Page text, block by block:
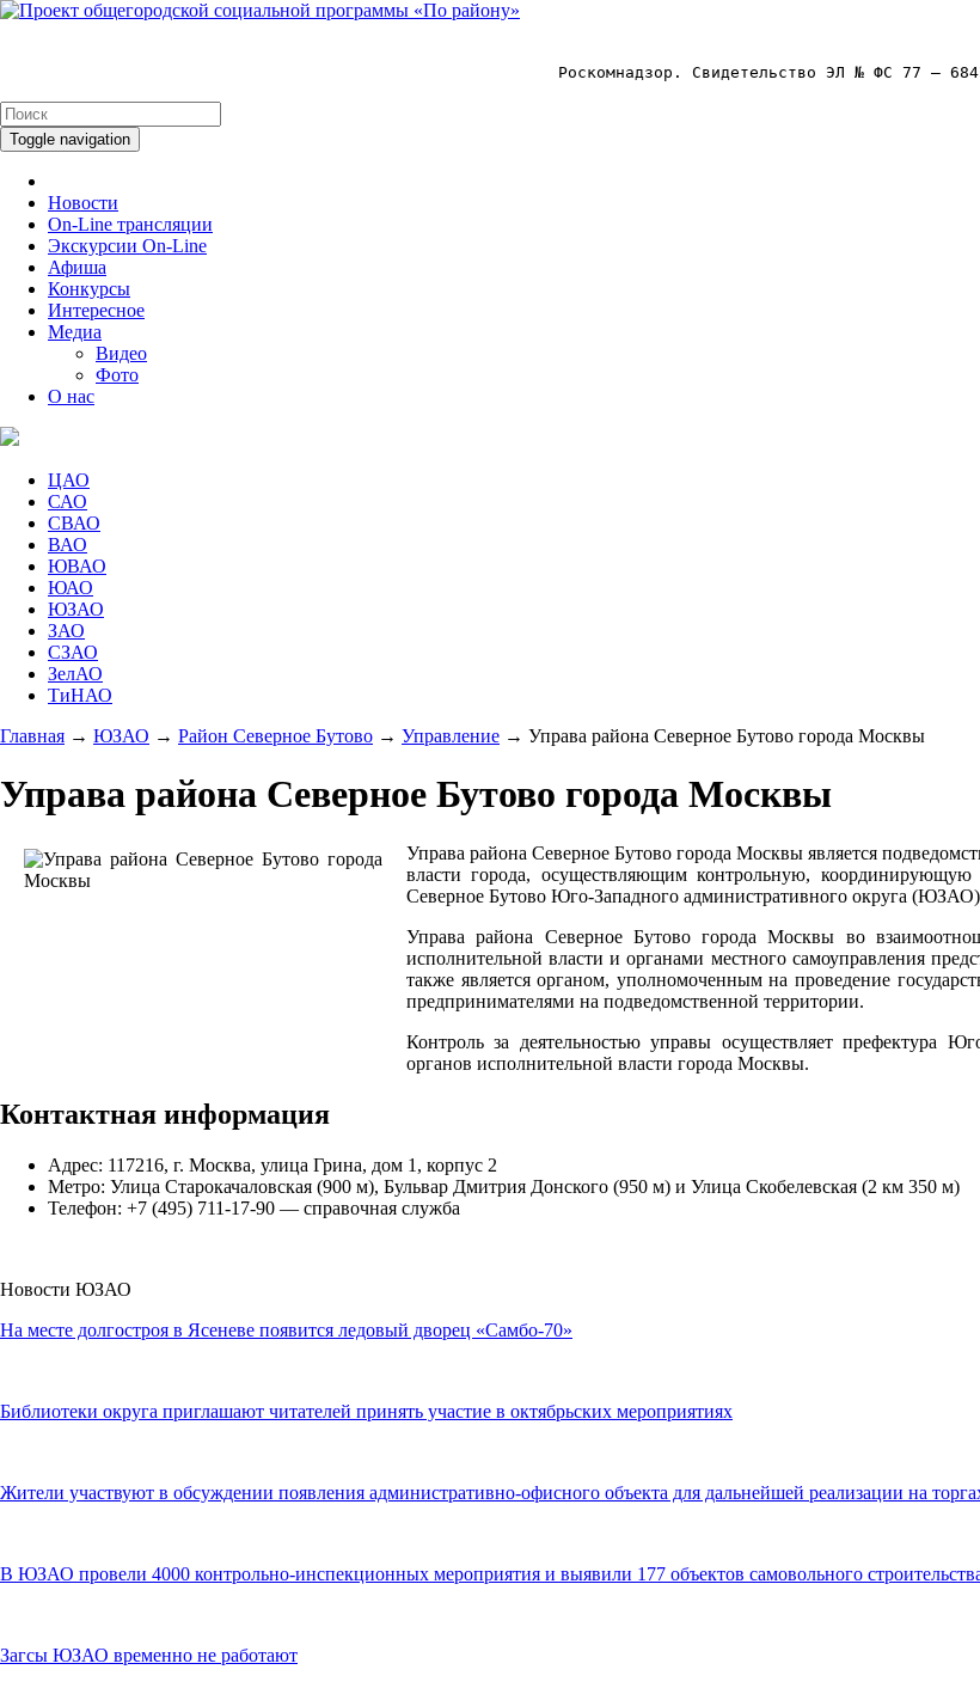
Роскомнадзор. Свидетельство ЭЛ № ФС 77 –
Toggle navigation
Новости
On-Line трансляции
Экскурсии On-Line
Афиша
Конкурсы
Интересное
Медиа
Видео
Фото
О нас
ЦАО
САО
СВАО
ВАО
ЮВАО
ЮАО
ЮЗАО
ЗАО
СЗАО
ЗелАО
ТиНАО
Главная → ЮЗАО → Район Северное Бутово → Управление → Управа района Северное Бутово города Москвы
Управа района Северное Бутово города Москвы
Управа района Северное Бутово города Москвы является
власти города, осуществляющим контрольную, координирующую
Северное Бутово Юго-Западного административного округа
Управа района Северное Бутово города Москвы во
исполнительной власти и органами местного самоуправления
также является органом, уполномоченным на проведение
предпринимателями на подведомственной территории.
Контроль за деятельностью управы осуществляет префектура
органов исполнительной власти города Москвы.
Контактная информация
Адрес: 117216, г. Москва, улица Грина, дом 1, корпус 2
Метро: Улица Старокачаловская (900 м), Бульвар Дмитрия Донского (950 м) и Улица Скобелевская (2 км 350 м)
Телефон: +7 (495) 711-17-90 — справочная служба
Новости ЮЗАО
На месте долгостроя в Ясеневе появится ледовый дворец «Самбо-70»
Библиотеки округа приглашают читателей принять участие в октябрьских мероприятиях
Жители участвуют в обсуждении появления административно-офисного объекта для дальнейшей реализации на
В ЮЗАО провели 4000 контрольно-инспекционных мероприятия и выявили 177 объектов самовольного
Загсы ЮЗАО временно не работают